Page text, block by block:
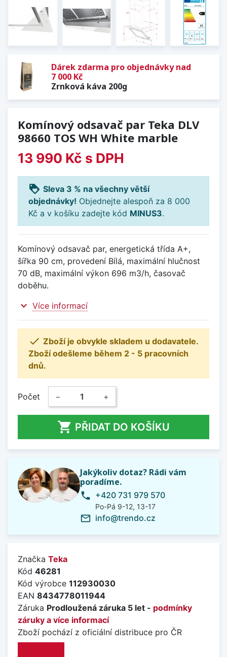
Dárek zdarma pro objednávky nad
7 000 Kč
Zrnková káva 200g
Komínový odsavač par Teka DLV
98660 TOS WH White marble
13 990 Kč s DPH
loyalty Sleva 3 % na všechny větší
objednávky! Objednejte alespoň za 8 000
Kč a v košíku zadejte kód MINUS3.
Komínový odsavač par, energetická třída A+,
šířka 90 cm, provedení Bílá, maximální hlučnost
70 dB, maximální výkon 696 m3/h, časovač
doběhu.
expand_more Více informací
 Zboží je obvykle skladem u dodavatele.
Zboží odešleme během 2 - 5 pracovních
dnů.
Počet − +
 PŘIDAT DO KOŠÍKU
Jakýkoliv dotaz? Rádi vám
poradíme.
phone +420 731 979 570
Po-Pá 9-12, 13-17
mail_outline info@trendo.cz
Značka Teka
Kód 46281
Kód výrobce 112930030
EAN 8434778011944
Záruka Prodloužená záruka 5 let - podmínky
záruky a více informací
Zboží pochází z oficiální distribuce pro ČR